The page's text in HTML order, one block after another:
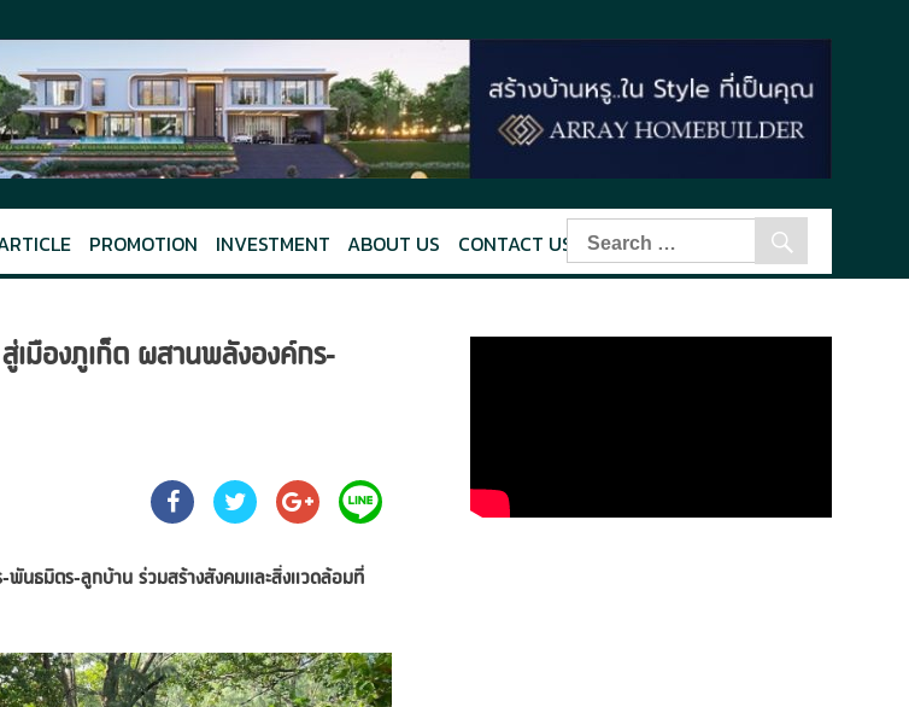
PROMOTION INVESTMENT ABOUT US CONTACT US
มืองภูเก็ต ผสานพลังองค์กร-
นธมิตร-ลูกบ้าน ร่วมสร้างสังคมและสิ่งแวดล้อมที่